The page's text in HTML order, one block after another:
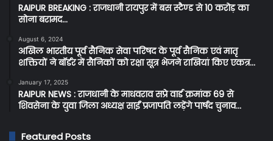
RAIPUR BREAKING : राजधानी रायपुर में बस स्टैण्ड से 10 करोड़ का
सोना बरामद…
August 6, 2024
अखिल भारतीय पूर्व सैनिक सेवा परिषद के पूर्व सैनिक एवं मातृ
शक्तियों ने बॉर्डर में सैनिकों को रक्षा सूत्र भेजने राखियां किए एकत्र…
January 17, 2025
RAIPUR NEWS : राजधानी के माधवराव सप्रे वार्ड क्रमांक 69 से
शिवसेना के युवा जिला अध्यक्ष साईं प्रजापति लड़ेंगे पार्षद चुनाव…
Featured Posts